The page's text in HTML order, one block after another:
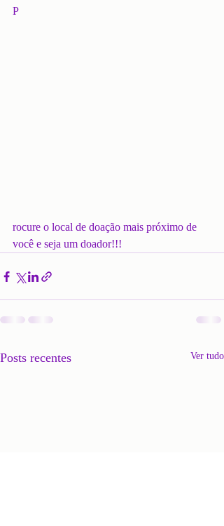
P
rocure o local de doação mais próximo de
você e seja um doador!!!
Posts recentes Ver tudo